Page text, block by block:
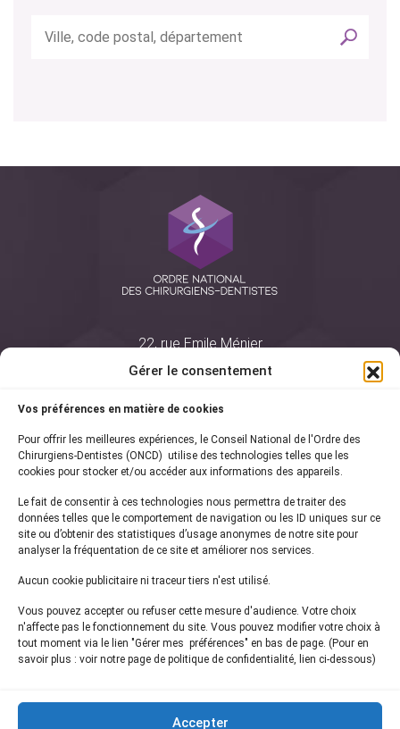
Gérer le consentement
Vos préférences en matière de cookies
Pour offrir les meilleures expériences, le Conseil National de l'Ordre des
Chirurgiens-Dentistes (ONCD) utilise des technologies telles que les
cookies pour stocker et/ou accéder aux informations des appareils.
Le fait de consentir à ces technologies nous permettra de traiter des
données telles que le comportement de navigation ou les ID uniques sur ce
site ou d’obtenir des statistiques d’usage anonymes de notre site pour
analyser la fréquentation de ce site et améliorer nos services.
Aucun cookie publicitaire ni traceur tiers n'est utilisé.
Vous pouvez accepter ou refuser cette mesure d'audience. Votre choix
n'affecte pas le fonctionnement du site. Vous pouvez modifier votre choix à
tout moment via le lien "Gérer mes préférences" en bas de page. (Pour en
savoir plus : voir notre page de politique de confidentialité, lien ci-dessous)
Accepter
22, rue Emile Ménier
75761 Paris Cedex 16
01 44 34 78 80
courrier@oncd.org
Actualités
Presse
Informations légales
Plan du site
Inscrivez-vous à notrenewsletter